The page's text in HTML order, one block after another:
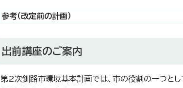
参考（改定前の計画）
出前講座のご案内
第2次釧路市環境基本計画では、市の役割の一つとし